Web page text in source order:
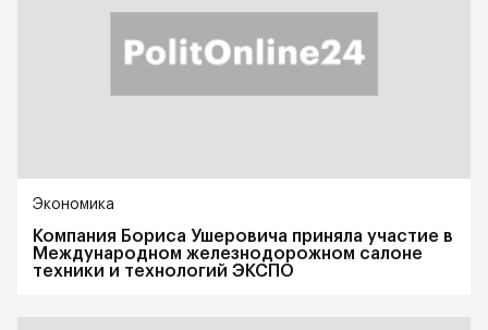
Экономика
Компания Бориса Ушеровича приняла участие в
Международном железнодорожном салоне
техники и технологий ЭКСПО